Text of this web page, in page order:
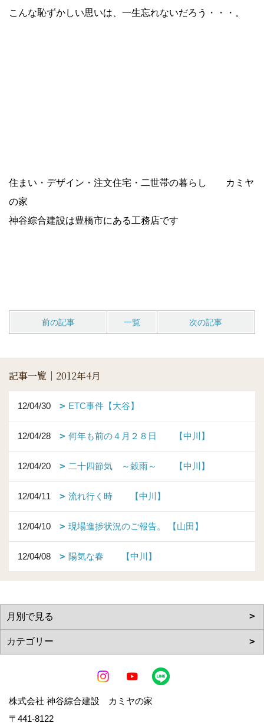
こんな恥ずかしい思いは、一生忘れないだろう・・・。
住まい・デザイン・注文住宅・二世帯の暮らし カミヤ
の家
神谷綜合建設は豊橋市にある工務店です
前の記事 一覧 次の記事
記事一覧｜2012年4月
12/04/30 ETC事件【大谷】
12/04/28 何年も前の４月２８日 【中川】
12/04/20 二十四節気 ～穀雨～ 【中川】
12/04/11 流れ行く時 【中川】
12/04/10 現場進捗状況のご報告。 【山田】
12/04/08 陽気な春 【中川】
株式会社 神谷綜合建設 カミヤの家
〒441-8122